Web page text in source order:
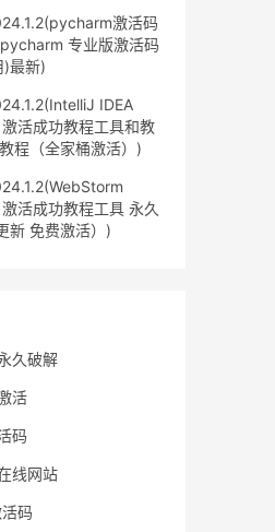
激活码
专业版激活码
最新)
IDEA
活成功教程工具和教
程（全家桶激活）)
活成功教程工具 永久
新 免费激活）)
久破解
活
码
线网站
码